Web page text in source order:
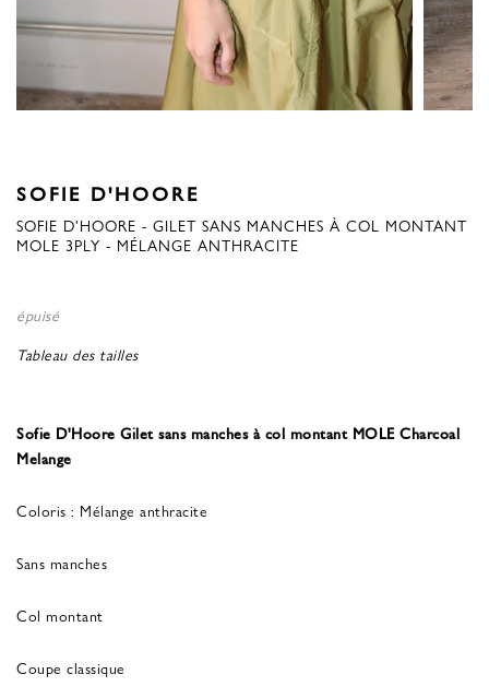
SOFIE D'HOORE
SOFIE D'HOORE - GILET SANS MANCHES À COL MONTANT
MOLE 3PLY - MÉLANGE ANTHRACITE
épuisé
Tableau des tailles
Sofie D'Hoore Gilet sans manches à col montant MOLE Charcoal
Melange
Coloris : Mélange anthracite
Sans manches
Col montant
Coupe classique